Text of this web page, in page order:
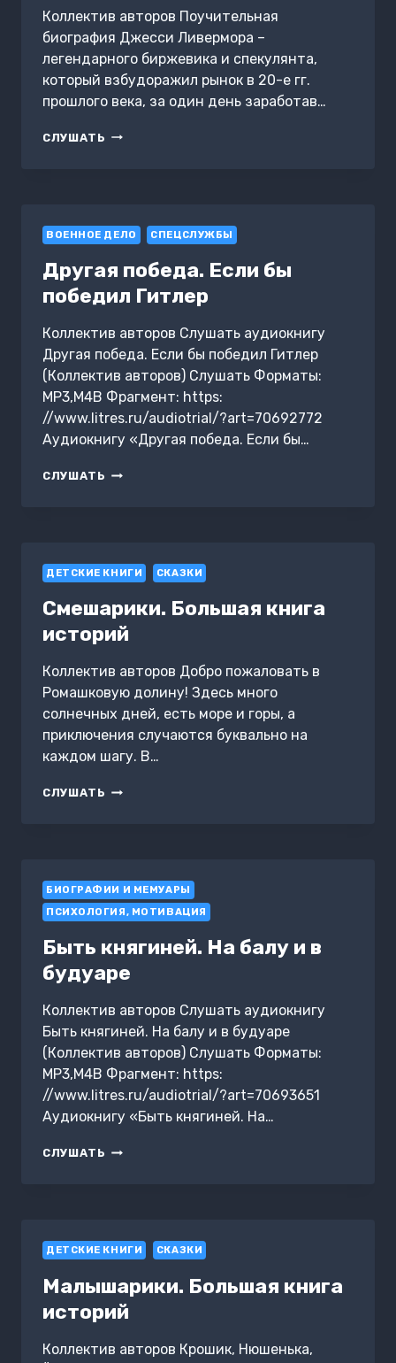
Коллектив авторов Поучительная
биография Джесси Ливермора –
легендарного биржевика и спекулянта,
который взбудоражил рынок в 20-е гг.
прошлого века, за один день заработав…
СЛУШАТЬ САММАРИ
ВОЕННОЕ ДЕЛО СПЕЦСЛУЖБЫ
Другая победа. Если бы
победил Гитлер
Коллектив авторов Слушать аудиокнигу
Другая победа. Если бы победил Гитлер
(Коллектив авторов) Слушать Форматы:
MP3,M4B Фрагмент: https:
//www.litres.ru/audiotrial/?art=70692772
Аудиокнигу «Другая победа. Если бы…
СЛУШАТЬ ДРУГАЯ
ДЕТСКИЕ КНИГИ СКАЗКИ
Смешарики. Большая книга
историй
Коллектив авторов Добро пожаловать в
Ромашковую долину! Здесь много
солнечных дней, есть море и горы, а
приключения случаются буквально на
каждом шагу. В…
СЛУШАТЬ СМЕШАРИКИ.
БИОГРАФИИ И МЕМУАРЫ
ПСИХОЛОГИЯ, МОТИВАЦИЯ
Быть княгиней. На балу и в
будуаре
Коллектив авторов Слушать аудиокнигу
Быть княгиней. На балу и в будуаре
(Коллектив авторов) Слушать Форматы:
MP3,M4B Фрагмент: https:
//www.litres.ru/audiotrial/?art=70693651
Аудиокнигу «Быть княгиней. На…
СЛУШАТЬ БЫТЬ
БУДУАРЕ
ДЕТСКИЕ КНИГИ СКАЗКИ
Малышарики. Большая книга
историй
Коллектив авторов Крошик, Нюшенька,